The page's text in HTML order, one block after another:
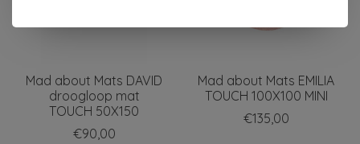
Mad about Mats DAVID
droogloop mat
TOUCH 50X150
€90,00
Mad about Mats EMILIA
TOUCH 100X100 MINI
€135,00